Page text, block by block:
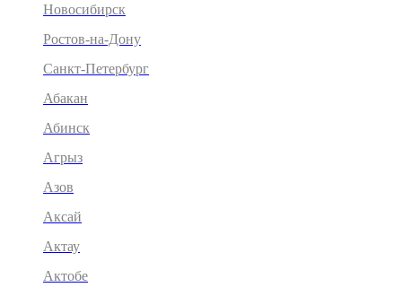
Новосибирск
Ростов-на-Дону
Санкт-Петербург
Абакан
Абинск
Агрыз
Азов
Аксай
Актау
Актобе